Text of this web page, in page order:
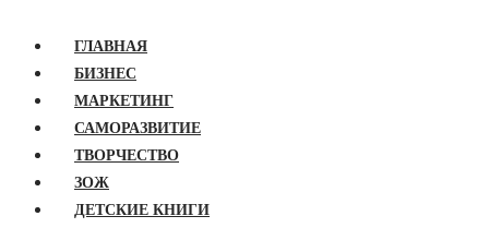
ГЛАВНАЯ
БИЗНЕС
МАРКЕТИНГ
САМОРАЗВИТИЕ
ТВОРЧЕСТВО
ЗОЖ
ДЕТСКИЕ КНИГИ